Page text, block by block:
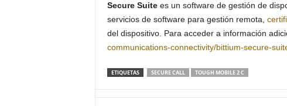
Secure Suitees un software de gestión de
servicios de software para gestión remota,
del dispositivo. Para acceder a información
communications-connectivity/bittium-secure-
ETIQUETAS SECURE CALL TOUGH MOBILE 2 C